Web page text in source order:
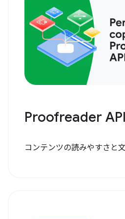
Proofreader API
コンテンツの読みやすさと